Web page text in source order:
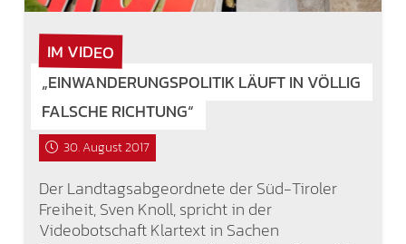
IM VIDEO
„EINWANDERUNGSPOLITIK LÄUFT IN VÖLLIG
FALSCHE RICHTUNG“
30. August 2017
Der Landtagsabgeordnete der Süd-Tiroler
Freiheit, Sven Knoll, spricht in der
Videobotschaft Klartext in Sachen